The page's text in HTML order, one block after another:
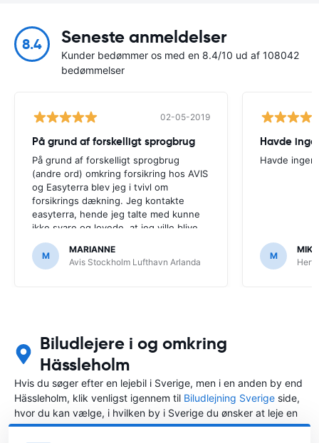
8.4 Seneste anmeldelser
Kunder bedømmer os med en 8.4/10 ud af 108042
bedømmelser
02-05-2019
På grund af forskelligt sprogbrug
På grund af forskelligt sprogbrug
(andre ord) omkring forsikring hos AVIS
og Easyterra blev jeg i tvivl om
forsikrings dækning. Jeg kontakte
easyterra, hende jeg talte med kunne
ikke svare og lovede, at jeg ville blive
ringet op af en anden, det skete aldrig.
Det er bare irriterende.
M
MARIANNE
Avis Stockholm Lufthavn Arlanda
Havde
Havde
M
Biludlejere i og omkring
Hässleholm
Hvis du søger efter en lejebil i Sverige, men i en anden by end
Hässleholm, klik venligst igennem til Biludlejning Sverige side,
hvor du kan vælge, i hvilken by i Sverige du ønsker at leje en
bil.